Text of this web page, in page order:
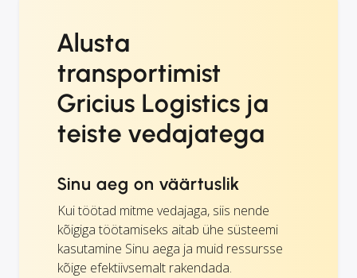
Alusta
transportimist
Gricius Logistics ja
teiste vedajatega
Sinu aeg on väärtuslik
Kui töötad mitme vedajaga, siis nende
kõigiga töötamiseks aitab ühe süsteemi
kasutamine Sinu aega ja muid ressursse
kõige efektiivsemalt rakendada.